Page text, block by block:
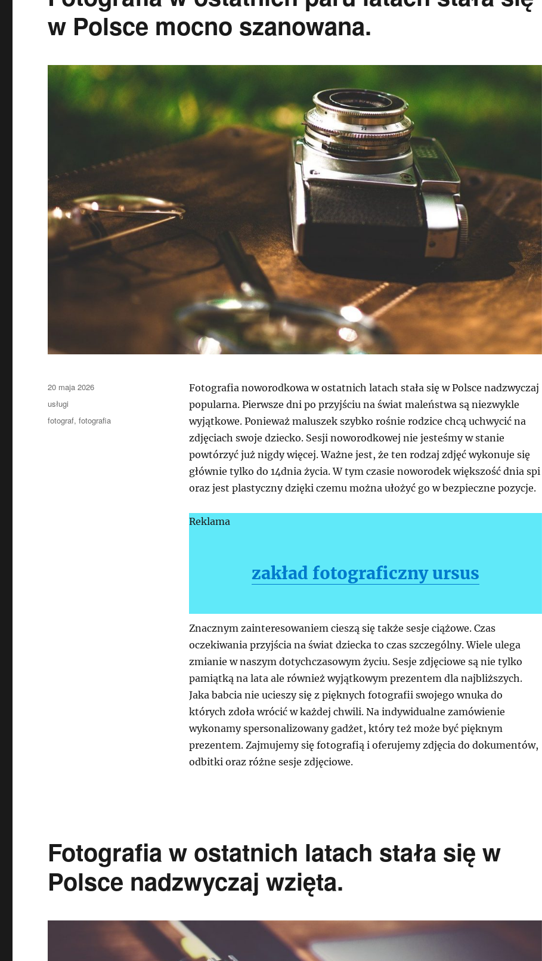
w Polsce mocno szanowana.
Fotografia noworodkowa w ostatnich latach stała się w Polsce nadzwyczaj
popularna. Pierwsze dni po przyjściu na świat maleństwa są niezwykle
wyjątkowe. Ponieważ maluszek szybko rośnie rodzice chcą uchwycić na
zdjęciach swoje dziecko. Sesji noworodkowej nie jesteśmy w stanie
powtórzyć już nigdy więcej. Ważne jest, że ten rodzaj zdjęć wykonuje się
głównie tylko do 14dnia życia. W tym czasie noworodek większość dnia spi
oraz jest plastyczny dzięki czemu można ułożyć go w bezpieczne pozycje.
Reklama
zakład fotograficzny ursus
Znacznym zainteresowaniem cieszą się także sesje ciążowe. Czas
oczekiwania przyjścia na świat dziecka to czas szczególny. Wiele ulega
zmianie w naszym dotychczasowym życiu. Sesje zdjęciowe są nie tylko
pamiątką na lata ale również wyjątkowym prezentem dla najbliższych.
Jaka babcia nie ucieszy się z pięknych fotografii swojego wnuka do
których zdoła wrócić w każdej chwili. Na indywidualne zamówienie
wykonamy spersonalizowany gadżet, który też może być pięknym
prezentem. Zajmujemy się fotografią i oferujemy zdjęcia do dokumentów,
odbitki oraz różne sesje zdjęciowe.
Data
publikacji
20 maja 2026
Kategorie
usługi
Tagi
fotograf,fotografia
Fotografia w ostatnich latach stała się w
Polsce nadzwyczaj wzięta.